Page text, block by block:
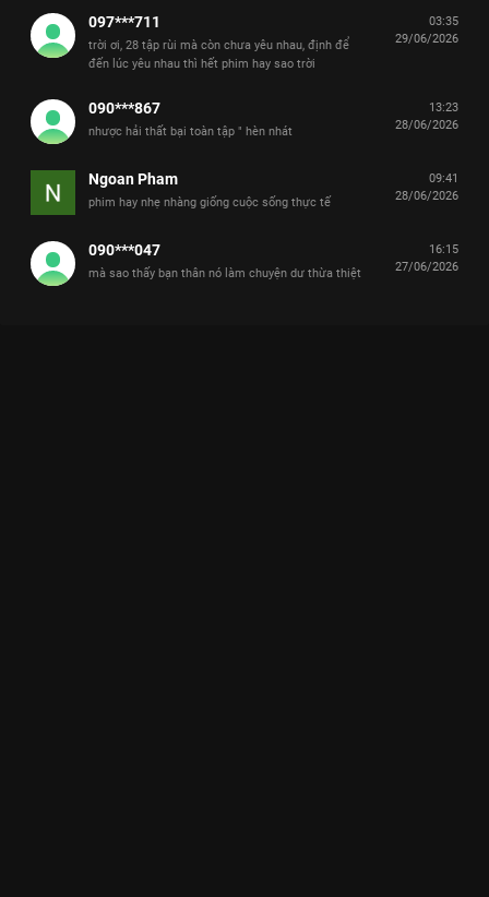
097***711
trời ơi, 28 tập rùi mà còn chưa yêu nhau, định để
đến lúc yêu nhau thì hết phim hay sao trời
03:35
29/06/2026
090***867
nhược hải thất bại toàn tập " hèn nhát
13:23
28/06/2026
Ngoan Pham
phim hay nhẹ nhàng giống cuộc sống thực tế
09:41
28/06/2026
090***047
mà sao thấy bạn thân nó làm chuyện dư thừa thiệt
16:15
27/06/2026